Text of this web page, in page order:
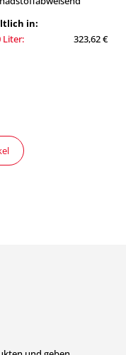
in:
Liter:
323,62 €